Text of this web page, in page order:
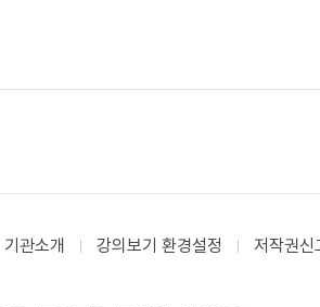
기관소개 강의보기 환경설정 저작권신